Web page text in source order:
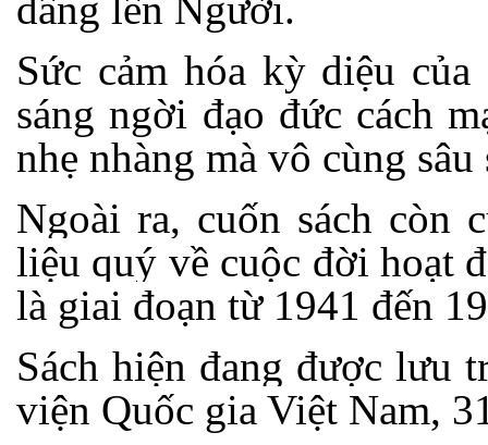
Sức cảm hóa kỳ diệu
sáng ngời đạo đức cách
nhẹ nhàng mà vô cùng
Ngoài ra, cuốn sách còn
liệu quý về cuộc đời hoạt
là giai đoạn từ 1941 đến
Sách hiện đang được lưu
viện Quốc gia Việt Nam,